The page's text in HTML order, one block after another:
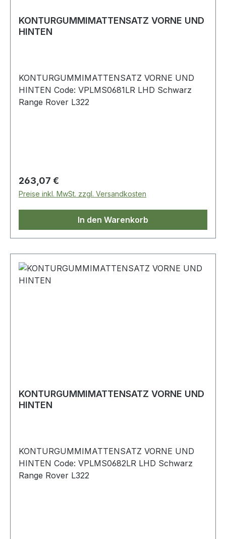
KONTURGUMMIMATTENSATZ VORNE UND
HINTEN
KONTURGUMMIMATTENSATZ VORNE UND
HINTEN Code: VPLMS0681LR LHD Schwarz
Range Rover L322
Regulärer Preis:
263,07 €
Preise inkl. MwSt. zzgl. Versandkosten
In den Warenkorb
KONTURGUMMIMATTENSATZ VORNE UND
HINTEN
KONTURGUMMIMATTENSATZ VORNE UND
HINTEN Code: VPLMS0682LR LHD Schwarz
Range Rover L322